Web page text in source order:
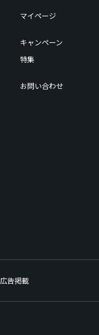
マイページ
キャンペーン
特集
お問い合わせ
広告掲載